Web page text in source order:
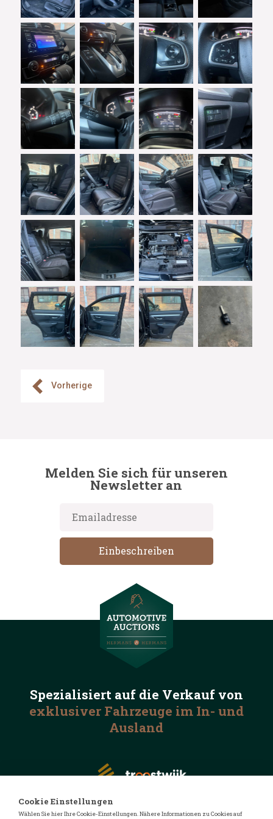
Vorherige
Melden Sie sich für unseren
Newsletter an
Spezialisiert auf die Verkauf von
exklusiver Fahrzeuge im In- und
Ausland
Cookie Einstellungen
Wählen Sie hier Ihre Cookie-Einstellungen. Nähere Informationen zu Cookies auf